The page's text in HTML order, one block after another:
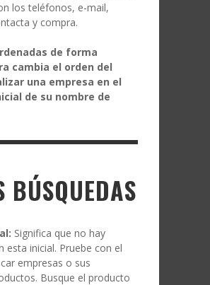
los teléfonos, e-mail,
y compra.
de forma
cambia el orden del
una empresa en el
de su nombre de
BÚSQUEDAS
Significa que no hay
esta inicial. Pruebe con el
empresas o sus
Busque el producto